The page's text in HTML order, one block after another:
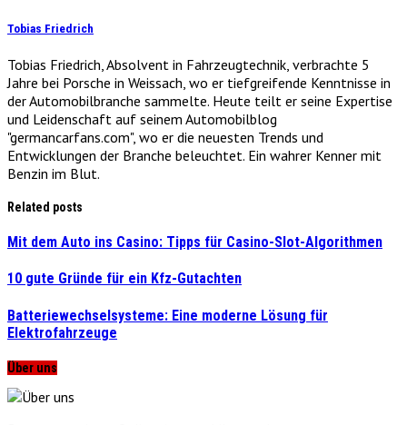
Tobias Friedrich
Tobias Friedrich, Absolvent in Fahrzeugtechnik, verbrachte 5
Jahre bei Porsche in Weissach, wo er tiefgreifende Kenntnisse in
der Automobilbranche sammelte. Heute teilt er seine Expertise
und Leidenschaft auf seinem Automobilblog
"germancarfans.com", wo er die neuesten Trends und
Entwicklungen der Branche beleuchtet. Ein wahrer Kenner mit
Benzin im Blut.
Related posts
Mit dem Auto ins Casino: Tipps für Casino-Slot-Algorithmen
10 gute Gründe für ein Kfz-Gutachten
Batteriewechselsysteme: Eine moderne Lösung für
Elektrofahrzeuge
Über uns